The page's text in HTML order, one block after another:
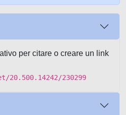
per citare o creare un link
230299